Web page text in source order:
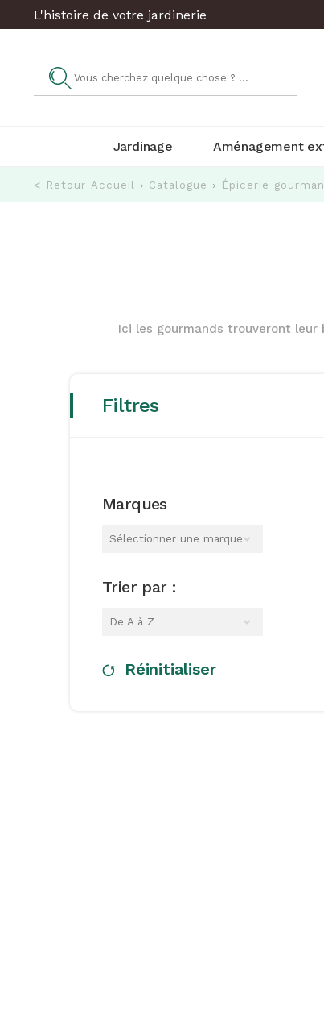
L'histoire de votre jardinerie
Jardinage Aménagement
< Retour Accueil › Catalogue › Épicerie
Ici les gourmands trouveront leur
Filtres
Marques
Sélectionner une marque
Trier par :
De A à Z
Réinitialiser